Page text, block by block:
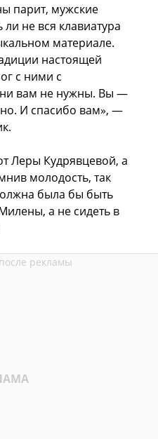
парит, мужские
не вся клавиатура
материале.
настоящей
с ними с
вам не нужны. Вы —
И спасибо вам», —
Леры Кудрявцевой, а
молодость, так
была бы быть
а не сидеть в